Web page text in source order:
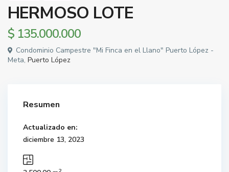
HERMOSO LOTE
$ 135.000.000
Condominio Campestre "Mi Finca en el Llano" Puerto López -
Meta, Puerto López
Resumen
Actualizado en:
diciembre 13, 2023